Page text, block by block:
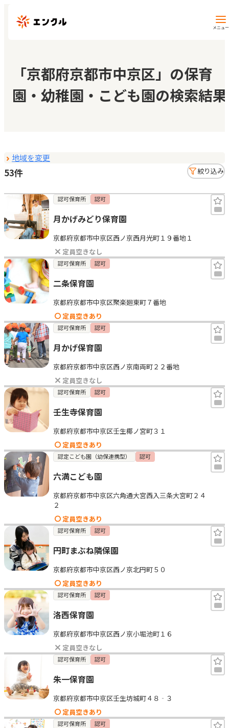
メニュー
保育園・幼稚園を探す
地図から探す
マイページ
お気に入り
見学日記
メッセージ
おすすめの園
エンクルの特徴と活用方法
コラム
お知らせ
「京都府京都市中京区」の保育
園・幼稚園・こども園の検索結果
地域を変更
53件 絞り込み
認可保育所 認可
月かげみどり保育園
京都府京都市中京区西ノ京西月光町１９番地１
定員空きなし
認可保育所 認可
二条保育園
京都府京都市中京区聚楽廻東町７番地
定員空きあり
認可保育所 認可
月かげ保育園
京都府京都市中京区西ノ京南両町２２番地
定員空きなし
認可保育所 認可
壬生寺保育園
京都府京都市中京区壬生椰ノ宮町３１
定員空きあり
認定こども園（幼保連携型） 認可
六満こども園
京都府京都市中京区六角通大宮西入三条大宮町２４
２
定員空きあり
認可保育所 認可
円町まぶね隣保園
京都府京都市中京区西ノ京北円町５０
定員空きあり
認可保育所 認可
洛西保育園
京都府京都市中京区西ノ京小堀池町１６
定員空きなし
認可保育所 認可
朱一保育園
京都府京都市中京区壬生坊城町４８‐３
定員空きあり
認可保育所 認可